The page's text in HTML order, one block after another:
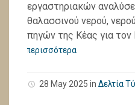
εργαστηριακών
θαλασσινού νερού,
πηγών της Κέας για τον
περισσότερα
28 May 2025 in Δελτία